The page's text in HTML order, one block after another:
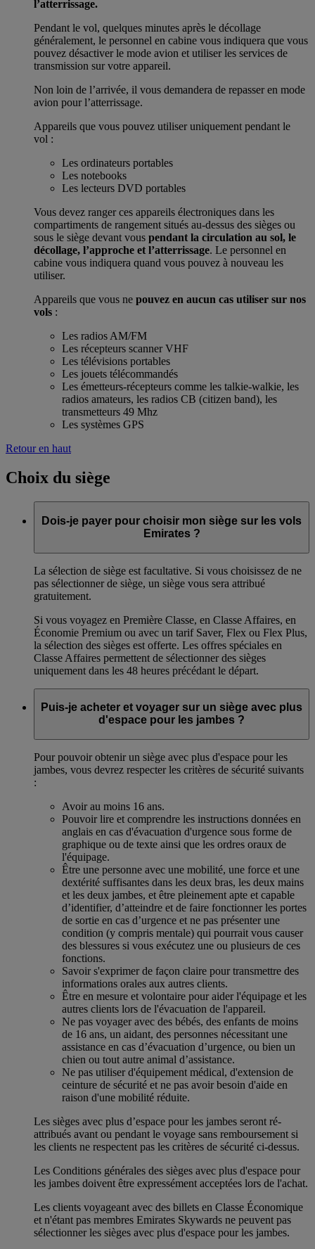
l’atterrissage.
Pendant le vol, quelques minutes après le décollage
généralement, le personnel en cabine vous indiquera que vous
pouvez désactiver le mode avion et utiliser les services de
transmission sur votre appareil.
Non loin de l’arrivée, il vous demandera de repasser en mode
avion pour l’atterrissage.
Appareils que vous pouvez utiliser uniquement pendant le
vol :
Les ordinateurs portables
Les notebooks
Les lecteurs DVD portables
Vous devez ranger ces appareils électroniques dans les
compartiments de rangement situés au-dessus des sièges ou
sous le siège devant vous pendant la circulation au sol, le
décollage, l’approche et l’atterrissage. Le personnel en
cabine vous indiquera quand vous pouvez à nouveau les
utiliser.
Appareils que vous ne pouvez en aucun cas utiliser sur nos
vols :
Les radios AM/FM
Les récepteurs scanner VHF
Les télévisions portables
Les jouets télécommandés
Les émetteurs-récepteurs comme les talkie-walkie, les
radios amateurs, les radios CB (citizen band), les
transmetteurs 49 Mhz
Les systèmes GPS
Retour en haut
Choix du siège
Dois-je payer pour choisir mon siège sur les vols
Emirates ?
La sélection de siège est facultative. Si vous choisissez de ne
pas sélectionner de siège, un siège vous sera attribué
gratuitement.
Si vous voyagez en Première Classe, en Classe Affaires, en
Économie Premium ou avec un tarif Saver, Flex ou Flex Plus,
la sélection des sièges est offerte. Les offres spéciales en
Classe Affaires permettent de sélectionner des sièges
uniquement dans les 48 heures précédant le départ.
Puis-je acheter et voyager sur un siège avec plus
d'espace pour les jambes ?
Pour pouvoir obtenir un siège avec plus d'espace pour les
jambes, vous devrez respecter les critères de sécurité suivants
:
Avoir au moins 16 ans.
Pouvoir lire et comprendre les instructions données en
anglais en cas d'évacuation d'urgence sous forme de
graphique ou de texte ainsi que les ordres oraux de
l'équipage.
Être une personne avec une mobilité, une force et une
dextérité suffisantes dans les deux bras, les deux mains
et les deux jambes, et être pleinement apte et capable
d’identifier, d’atteindre et de faire fonctionner les portes
de sortie en cas d’urgence et ne pas présenter une
condition (y compris mentale) qui pourrait vous causer
des blessures si vous exécutez une ou plusieurs de ces
fonctions.
Savoir s'exprimer de façon claire pour transmettre des
informations orales aux autres clients.
Être en mesure et volontaire pour aider l'équipage et les
autres clients lors de l'évacuation de l'appareil.
Ne pas voyager avec des bébés, des enfants de moins
de 16 ans, un aidant, des personnes nécessitant une
assistance en cas d’évacuation d’urgence, ou bien un
chien ou tout autre animal d’assistance.
Ne pas utiliser d'équipement médical, d'extension de
ceinture de sécurité et ne pas avoir besoin d'aide en
raison d'une mobilité réduite.
Les sièges avec plus d’espace pour les jambes seront ré-
attribués avant ou pendant le voyage sans remboursement si
les clients ne respectent pas les critères de sécurité ci-dessus.
Les Conditions générales des sièges avec plus d'espace pour
les jambes doivent être expressément acceptées lors de l'achat.
Les clients voyageant avec des billets en Classe Économique
et n'étant pas membres Emirates Skywards ne peuvent pas
sélectionner les sièges avec plus d'espace pour les jambes.